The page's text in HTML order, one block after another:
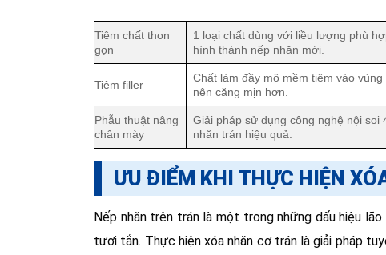
Tiêm chất thon
gọn
1 loại chất dùng với liều lượng phù
hình thành nếp nhăn mới.
Tiêm filler
Chất làm đầy mô mềm tiêm vào
nên căng mịn hơn.
Phẫu thuật nâng
chân mày
Giải pháp sử dụng công nghệ nội
nhăn trán hiệu quả.
ƯU ĐIỂM KHI THỰC HIỆN
Nếp nhăn trên trán là một trong những dấu hiệu
tươi tắn. Thực hiện xóa nhăn cơ trán là giải pháp